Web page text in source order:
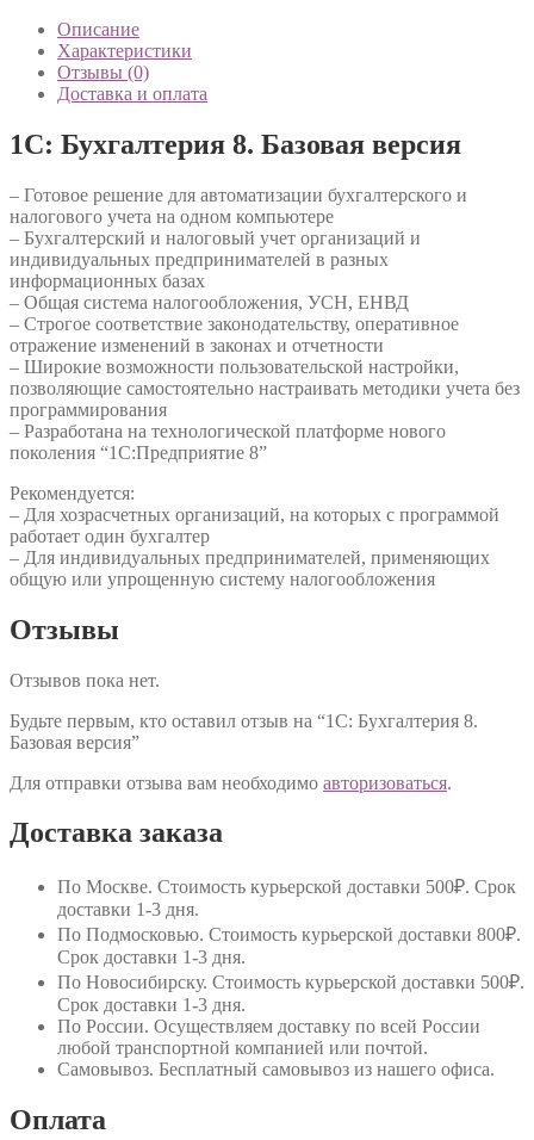
Описание
Характеристики
Отзывы (0)
Доставка и оплата
1C: Бухгалтерия 8. Базовая версия
– Готовое решение для автоматизации бухгалтерского и
налогового учета на одном компьютере
– Бухгалтерский и налоговый учет организаций и
индивидуальных предпринимателей в разных
информационных базах
– Общая система налогообложения, УСН, ЕНВД
– Строгое соответствие законодательству, оперативное
отражение изменений в законах и отчетности
– Широкие возможности пользовательской настройки,
позволяющие самостоятельно настраивать методики учета без
программирования
– Разработана на технологической платформе нового
поколения “1С:Предприятие 8”
Рекомендуется:
– Для хозрасчетных организаций, на которых с программой
работает один бухгалтер
– Для индивидуальных предпринимателей, применяющих
общую или упрощенную систему налогообложения
Отзывы
Отзывов пока нет.
Будьте первым, кто оставил отзыв на “1C: Бухгалтерия 8.
Базовая версия”
Для отправки отзыва вам необходимо авторизоваться.
Доставка заказа
По Москве. Стоимость курьерской доставки 500₽. Срок
доставки 1-3 дня.
По Подмосковью. Стоимость курьерской доставки 800₽.
Срок доставки 1-3 дня.
По Новосибирску. Стоимость курьерской доставки 500₽.
Срок доставки 1-3 дня.
По России. Осуществляем доставку по всей России
любой транспортной компанией или почтой.
Самовывоз. Бесплатный самовывоз из нашего офиса.
Оплата